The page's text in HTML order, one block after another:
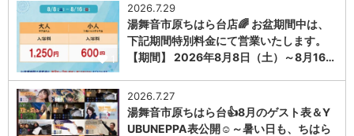
1
2026.7.29
湯舞音市原ちはら台店🌈 お盆期間中は、
下記期間特別料金にて営業いたします。
【期間】 2026年8月8日（土）～8月16…
2026.7.27
湯舞音市原ちはら台👍8月のゲスト表＆Y
UBUNEPPA表公開☺～暑い日も、ちはら